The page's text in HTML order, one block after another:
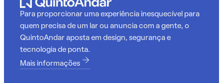
Para proporcionar uma experiência inesquecível para
quem precisa de um lar ou anuncia com a gente, o
QuintoAndar aposta em design, segurança e
tecnologia de ponta.
Mais informações